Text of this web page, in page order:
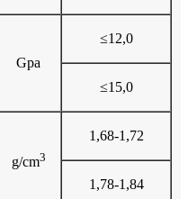
Gpa
≤12,0
≤15,0
g/cm3
1,68-1,72
1,78-1,84